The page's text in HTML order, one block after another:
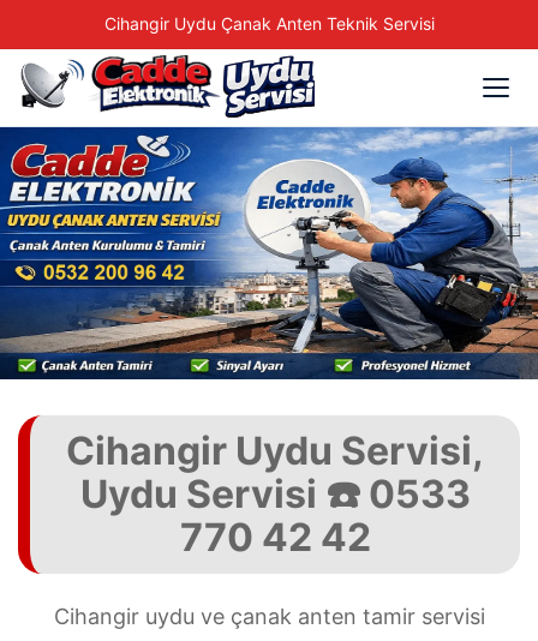
Cihangir Uydu Çanak Anten Teknik Servisi
Cihangir Uydu Servisi,
Uydu Servisi ☎️ 0533
770 42 42
Cihangir uydu ve çanak anten tamir servisi